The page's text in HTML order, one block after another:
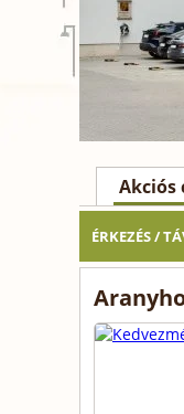
Akciós
ÉRKEZÉS /